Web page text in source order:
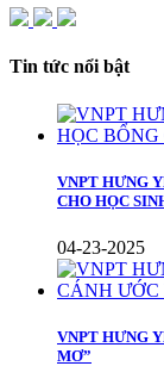
Tin tức nổi bật
VNPT HƯNG
CHO HỌC
04-23-2025
VNPT HƯNG
MƠ”